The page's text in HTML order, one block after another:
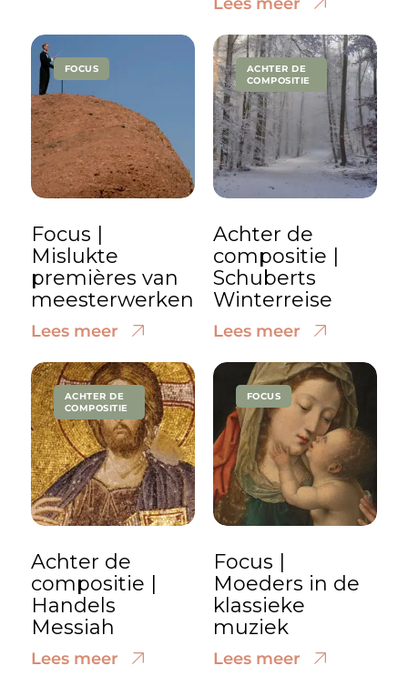
FOCUS
Focus |
Mislukte
premières van
meesterwerken
Lees meer
ACHTER DE
COMPOSITIE
Achter de
compositie |
Schuberts
Winterreise
Lees meer
ACHTER DE
COMPOSITIE
Achter de
compositie |
Handels
Messiah
Lees meer
FOCUS
Focus |
Moeders in de
klassieke
muziek
Lees meer